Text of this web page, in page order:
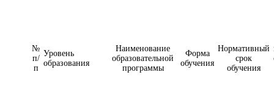
№
п/
п
Уровень
образования
Наименование
образовательной
программы
Форма
обучения
Нормативный
срок
обучения